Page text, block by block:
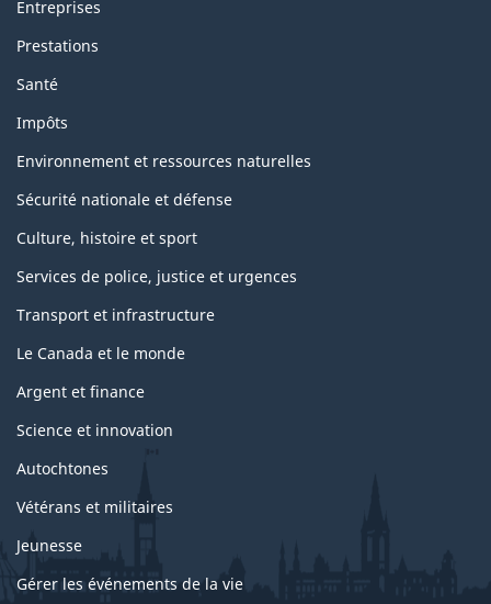
Entreprises
Prestations
Santé
Impôts
Environnement et ressources naturelles
Sécurité nationale et défense
Culture, histoire et sport
Services de police, justice et urgences
Transport et infrastructure
Le Canada et le monde
Argent et finance
Science et innovation
Autochtones
Vétérans et militaires
Jeunesse
Gérer les événements de la vie